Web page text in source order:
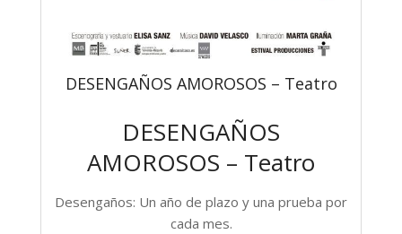
DESENGAÑOS AMOROSOS – Teatro
DESENGAÑOS
AMOROSOS – Teatro
Desengaños: Un año de plazo y una prueba por
cada mes.